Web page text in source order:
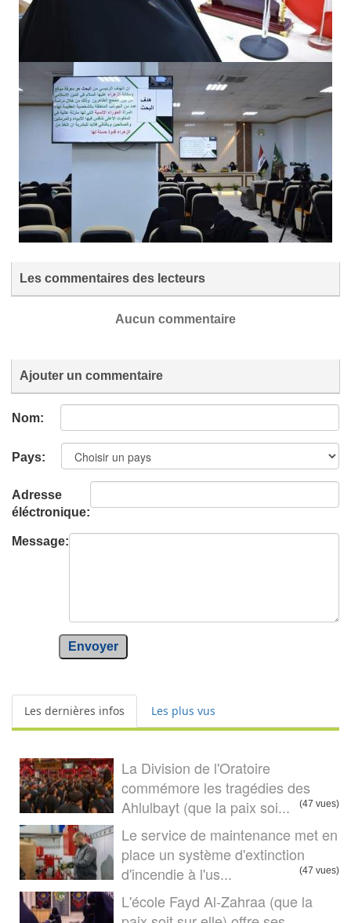
Les commentaires des lecteurs
Aucun commentaire
Ajouter un commentaire
Nom:
Pays:
Adresse
éléctronique:
Message:
Envoyer
Les dernières infos Les plus vus
La Division de l'Oratoire
commémore les tragédies des
Ahlulbayt (que la paix soi...
(47 vues)
Le service de maintenance met en
place un système d'extinction
d'incendie à l'us...
(47 vues)
L'école Fayd Al-Zahraa (que la